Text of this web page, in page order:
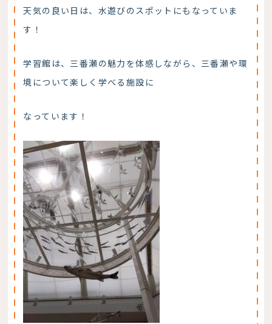
天気の良い日は、水遊びのスポットにもなっていま
す！
学習館は、三番瀬の魅力を体感しながら、三番瀬や環
境について楽しく学べる施設に
なっています！